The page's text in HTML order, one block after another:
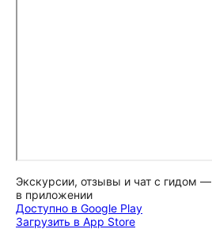
Экскурсии, отзывы и чат с гидом —
в приложении
Доступно в Google Play
Загрузить в App Store